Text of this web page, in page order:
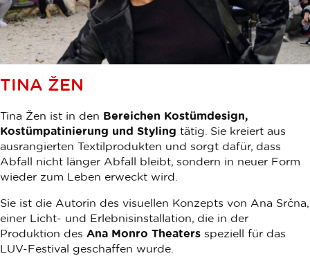
TINA ŽEN
Tina Žen ist in den Bereichen Kostümdesign,
Kostümpatinierung und Styling tätig. Sie kreiert aus
ausrangierten Textilprodukten und sorgt dafür, dass
Abfall nicht länger Abfall bleibt, sondern in neuer Form
wieder zum Leben erweckt wird.
Sie ist die Autorin des visuellen Konzepts von Ana Srčna,
einer Licht- und Erlebnisinstallation, die in der
Produktion des Ana Monro Theaters speziell für das
LUV-Festival geschaffen wurde.